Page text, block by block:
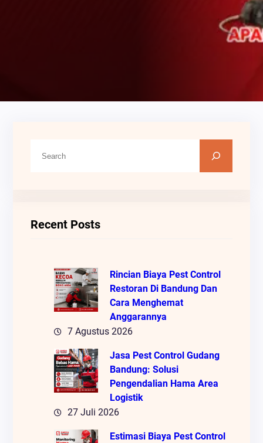
Recent Posts
Rincian Biaya Pest Control
Restoran Di Bandung Dan
Cara Menghemat
Anggarannya
7 Agustus 2026
Jasa Pest Control Gudang
Bandung: Solusi
Pengendalian Hama Area
Logistik
27 Juli 2026
Estimasi Biaya Pest Control